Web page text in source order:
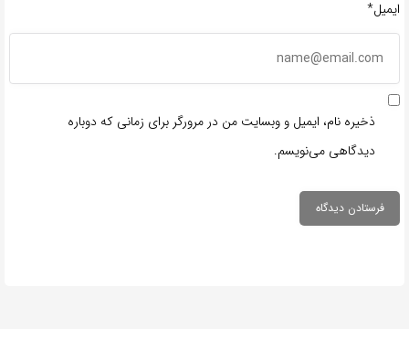
ایمیل*
ذخیره نام، ایمیل و وبسایت من در مرورگر برای زمانی که دوباره
دیدگاهی می‌نویسم.